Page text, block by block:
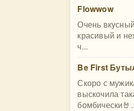
Flowwow
Очень
красивый и
ч...
Be First
Скоро с
выскочила